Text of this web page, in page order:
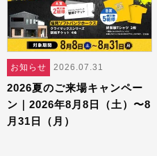
お知らせ 2026.07.31
2026夏のご来場キャンペー
ン｜2026年8月8日（土）〜8
月31日（月）